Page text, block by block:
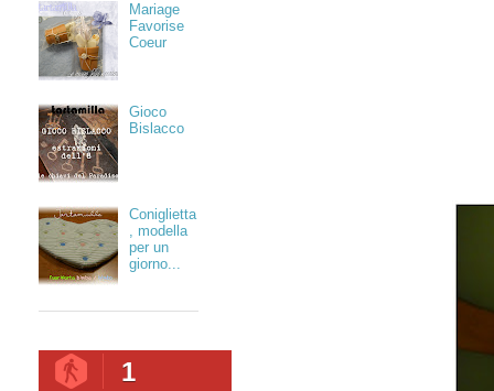
Mariage
Favorise
Coeur
Gioco
Bislacco
Coniglietta
, modella
per un
giorno...
1